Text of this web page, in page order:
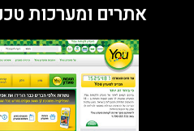
אתרים ומערכות